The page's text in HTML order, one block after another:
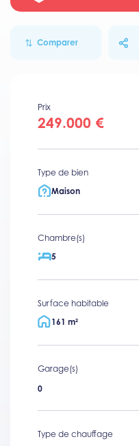
Comparer
Prix
249.000 €
Type de bien
Maison
Chambre(s)
5
Surface habitable
161 m²
Garage(s)
0
Type de chauffage